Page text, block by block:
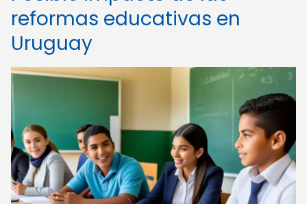
reformas educativas en
Uruguay